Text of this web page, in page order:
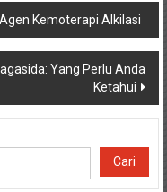
Kemoterapi Alkilasi
Yang Perlu Anda
Ketahui
Cari